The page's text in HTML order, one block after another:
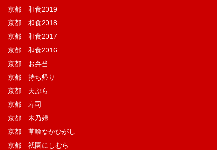
京都 和食2019
京都 和食2018
京都 和食2017
京都 和食2016
京都 お弁当
京都 持ち帰り
京都 天ぷら
京都 寿司
京都 木乃婦
京都 草喰なかひがし
京都 祇園にしむら